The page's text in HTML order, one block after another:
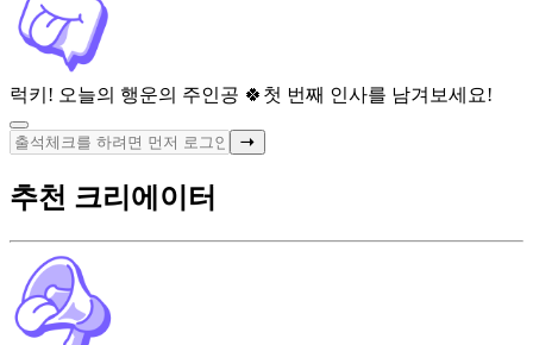
럭키! 오늘의 행운의 주인공 🍀 첫 번째 인사를 남겨보세요!
추천 크리에이터